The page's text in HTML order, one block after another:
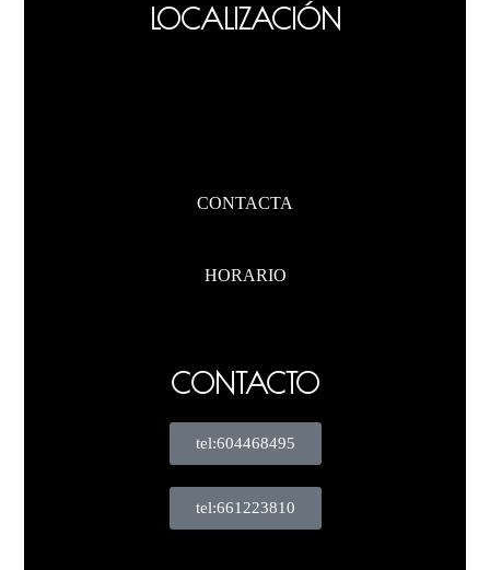
LOCALIZACIÓN
CONTACTA
HORARIO
CONTACTO
tel: 604468495
tel: 661223810